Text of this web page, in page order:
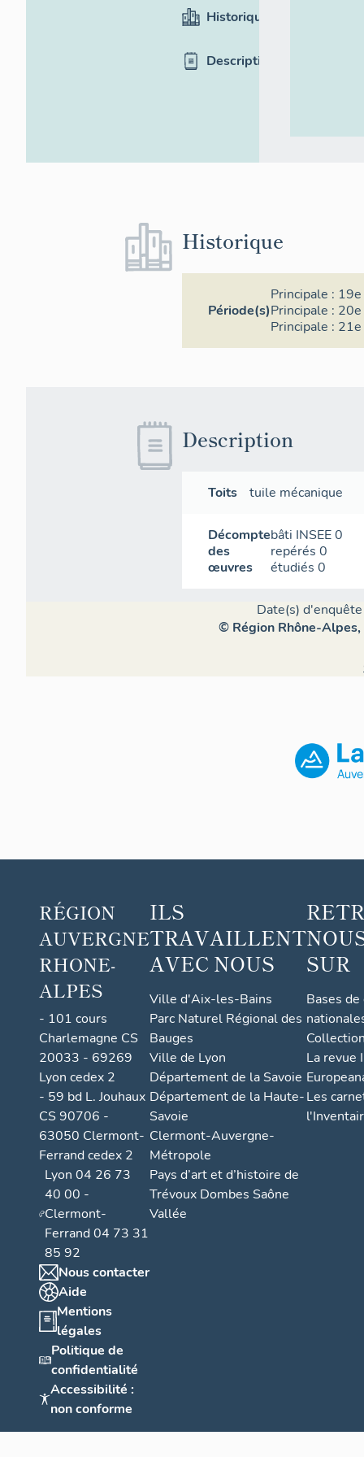
Historique
Description
Historique
Période(s)
Principale :
Principale :
Principale :
Description
Toits tuile mécanique
Décompte
des
œuvres
bâti INSEE0
repérés 0
étudiés 0
Date(s)
© Région Rhône-
RÉGION
AUVERGNE
RHONE-
ALPES
- 101 cours
Charlemagne CS
20033 - 69269
Lyon cedex 2
- 59 bd L. Jouhaux
CS 90706 -
63050 Clermont-
Ferrand cedex 2
Lyon 04 26 73
40 00 -
Clermont-
Ferrand 04 73 31
85 92
Nous contacter
Aide
Mentions
légales
Politique de
confidentialité
Accessibilité :
non conforme
ILS
TRAVAILLENT
AVEC NOUS
Ville d'Aix-les-Bains
Parc Naturel Régional des
Bauges
Ville de Lyon
Département de la Savoie
Département de la Haute-
Savoie
Clermont-Auvergne-
Métropole
Pays d’art et d’histoire de
Trévoux Dombes Saône
Vallée
SUR
Bases
La revue
Les